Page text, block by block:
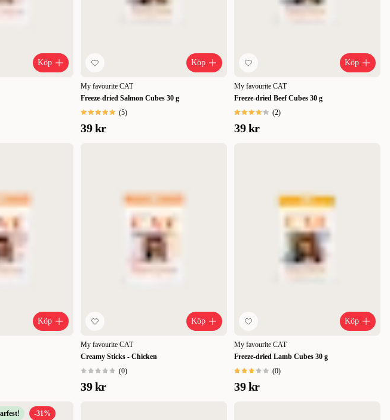
Köp Köp
My favourite CAT
Freeze-dried Salmon Cubes 30 g
(5)
39 kr
Köp
My favourite CAT
Freeze-dried Beef Cubes 30 g
(2)
39 kr
Köp Köp
My favourite CAT
Creamy Sticks - Chicken
(0)
39 kr
Köp
My favourite CAT
Freeze-dried Lamb Cubes 30 g
(0)
39 kr
-31%